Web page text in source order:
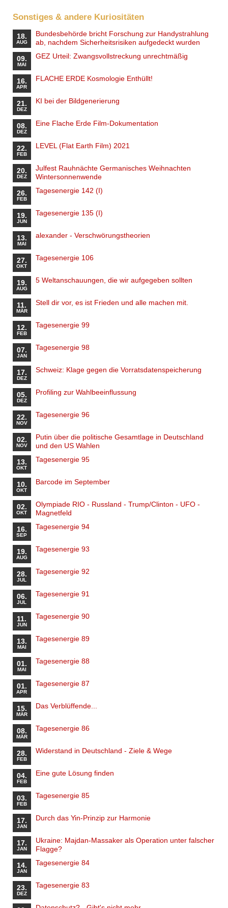
Sonstiges & andere Kuriositäten
18.
AUG
Bundesbehörde bricht Forschung zur Handystrahlung
ab, nachdem Sicherheitsrisiken aufgedeckt wurden
09.
MAI
GEZ Urteil: Zwangsvollstreckung unrechtmäßig
16.
APR
FLACHE ERDE Kosmologie Enthüllt!
21.
DEZ
KI bei der Bildgenerierung
08.
DEZ
Eine Flache Erde Film-Dokumentation
22.
FEB
LEVEL (Flat Earth Film) 2021
20.
DEZ
Julfest Rauhnächte Germanisches Weihnachten
Wintersonnenwende
26.
FEB
Tagesenergie 142 (I)
19.
JUN
Tagesenergie 135 (I)
13.
MAI
alexander - Verschwörungstheorien
27.
OKT
Tagesenergie 106
19.
AUG
5 Weltanschauungen, die wir aufgegeben sollten
11.
MÄR
Stell dir vor, es ist Frieden und alle machen mit.
12.
FEB
Tagesenergie 99
07.
JAN
Tagesenergie 98
17.
DEZ
Schweiz: Klage gegen die Vorratsdatenspeicherung
05.
DEZ
Profiling zur Wahlbeeinflussung
22.
NOV
Tagesenergie 96
02.
NOV
Putin über die politische Gesamtlage in Deutschland
und den US Wahlen
13.
OKT
Tagesenergie 95
10.
OKT
Barcode im September
02.
OKT
Olympiade RIO - Russland - Trump/Clinton - UFO -
Magnetfeld
16.
SEP
Tagesenergie 94
19.
AUG
Tagesenergie 93
28.
JUL
Tagesenergie 92
06.
JUL
Tagesenergie 91
11.
JUN
Tagesenergie 90
13.
MAI
Tagesenergie 89
01.
MAI
Tagesenergie 88
01.
APR
Tagesenergie 87
15.
MÄR
Das Verblüffende...
08.
MÄR
Tagesenergie 86
28.
FEB
Widerstand in Deutschland - Ziele & Wege
04.
FEB
Eine gute Lösung finden
03.
FEB
Tagesenergie 85
17.
JAN
Durch das Yin-Prinzip zur Harmonie
17.
JAN
Ukraine: Majdan-Massaker als Operation unter falscher
Flagge?
14.
JAN
Tagesenergie 84
23.
DEZ
Tagesenergie 83